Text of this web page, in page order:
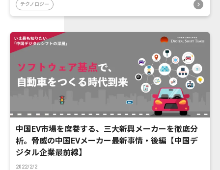
テクノロジー
中国EV市場を席巻する、三大新興メーカーを徹底分
析。脅威の中国EVメーカー最新事情・後編【中国デ
ジタル企業最前線】
2022/2/2